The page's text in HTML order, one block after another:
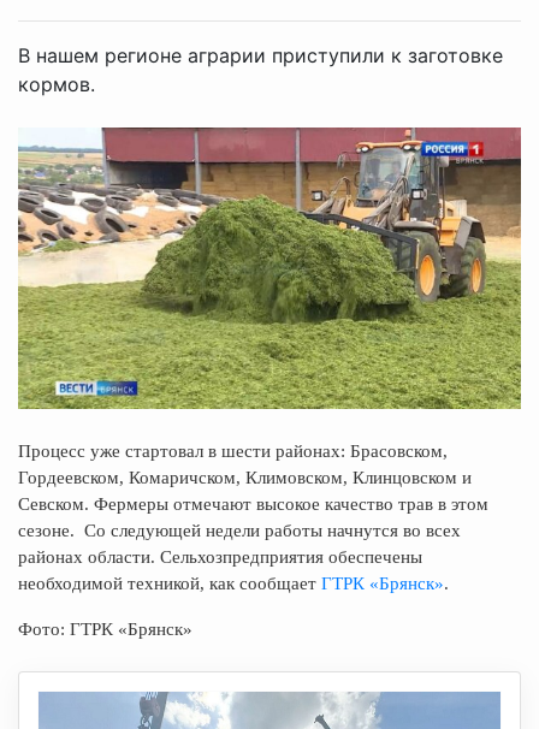
В нашем регионе аграрии приступили к заготовке
кормов.
Процесс уже стартовал в шести районах: Брасовском,
Гордеевском, Комаричском, Климовском, Клинцовском и
Севском. Фермеры отмечают высокое качество трав в этом
сезоне. Со следующей недели работы начнутся во всех
районах области. Сельхозпредприятия обеспечены
необходимой техникой, как сообщает ГТРК «Брянск».
Фото: ГТРК «Брянск»